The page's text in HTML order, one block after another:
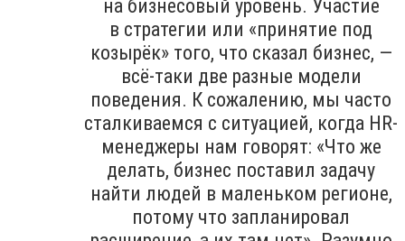
на бизнесовый уровень. Участие
в стратегии или «принятие под
козырёк» того, что сказал бизнес, —
всё-таки две разные модели
поведения. К сожалению, мы часто
сталкиваемся с ситуацией, когда HR-
менеджеры нам говорят: «Что же
делать, бизнес поставил задачу
найти людей в маленьком регионе,
потому что запланировал